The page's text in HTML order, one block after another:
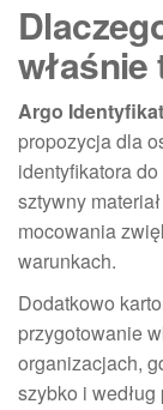
Argo
propozycja dla
identyfikatora
sztywny
mocowania
warunkach.
Dodatkowo
przygotowanie
organizacjach,
szybko i